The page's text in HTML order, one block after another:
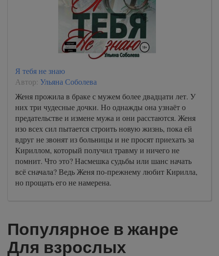
Я тебя не знаю
Автор: Ульяна Соболева
Женя прожила в браке с мужем более двадцати лет. У
них три чудесные дочки. Но однажды она узнаёт о
предательстве и измене мужа и они расстаются. Женя
изо всех сил пытается строить новую жизнь, пока ей
вдруг не звонят из больницы и не просят приехать за
Кириллом, который получил травму и ничего не
помнит. Что это? Насмешка судьбы или шанс начать
всё сначала? Ведь Женя по-прежнему любит Кирилла,
но прощать его не намерена.
Популярное в жанре
Для взрослых